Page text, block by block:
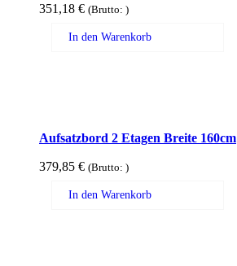
351,18 € (Brutto: )
In den Warenkorb
Aufsatzbord 2 Etagen Breite 160cm
379,85 € (Brutto: )
In den Warenkorb